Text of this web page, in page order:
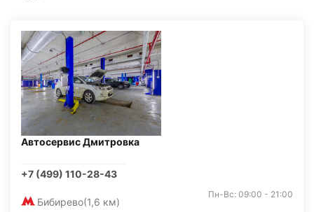
Автосервис Дмитровка
+7 (499) 110-28-43
Бибирево(1,6 км)
Пн-Вс: 09:00 - 21:00